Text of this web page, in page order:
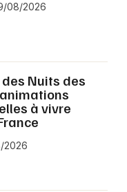
08/2026
Nuits des
à vivre
2026